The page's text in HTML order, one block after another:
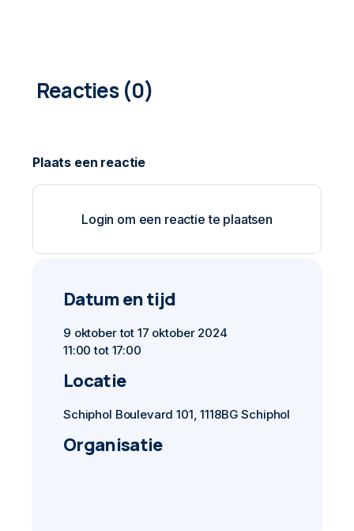
Login om een reactie te plaatsen
0
Datum en tijd
9 oktober tot 17 oktober 2024
11:00 tot 17:00
Locatie
Schiphol Boulevard 101, 1118BG Schiphol
Organisatie